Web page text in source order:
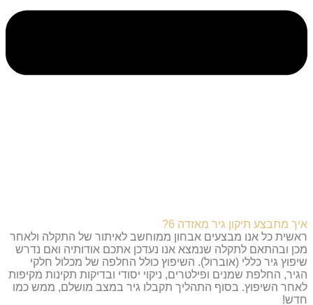
איך מתבצע תיקון גיר מאזדה 6?
ראשית כל אנו מבצעים אבחון ממוחשב לאיתור של התקלה ולאחר
מכן ובהתאם לתקלה שנמצא אנו נעדכן אתכם אודותיה ואם נדרש
שיפוץ גיר כללי (אוברול). השיפוץ כולל החלפה של מכלול חלקי
הגיר, החלפת שמנים ופילטרים, ניקוי יסודי ובדיקות תקינות מקיפות
לאחר השיפוץ. בסוף התהליך תקבלו גיר במצב מושלם, ממש כמו
חדש!